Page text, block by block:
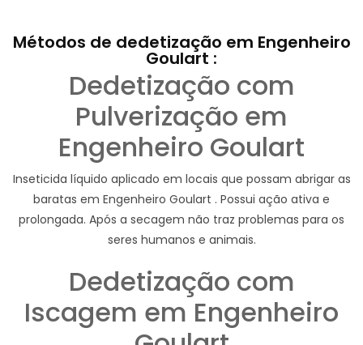
Métodos de dedetização em Engenheiro
Goulart :
Dedetização com
Pulverização em
Engenheiro Goulart
Inseticida líquido aplicado em locais que possam abrigar as
baratas em Engenheiro Goulart . Possui ação ativa e
prolongada. Após a secagem não traz problemas para os
seres humanos e animais.
Dedetização com
Iscagem em Engenheiro